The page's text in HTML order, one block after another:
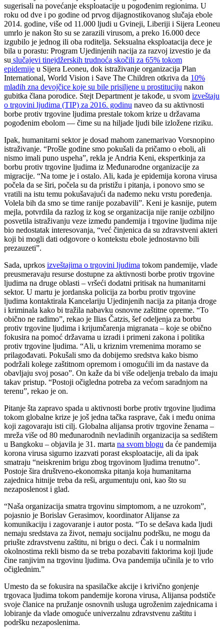
sugerisali na povećanje eksploatacije u pogođenim regionima. U
roku od dve i po godine od prvog dijagnostikovanog slučaja ebole
2014. godine, više od 11.000 ljudi u Gvineji, Liberiji i Sijera Leoneu
umrlo je nakon što su se zarazili virusom, a preko 16.000 dece
izgubilo je jednog ili oba roditelja. Seksualna eksploatacija dece je
bila u porastu: Program Ujedinjenih nacija za razvoj izvestio je da
su slučajevi tinejdžerskih trudnoća skočili za 65% tokom
epidemije u Sijera Leoneu, dok istraživanje organizacija Plan
International, World Vision i Save The Children otkriva da 10%
mladih zna devojčice koje su bile prisiljene u prostituciju nakon
gubitka člana porodice. Stejt Department je takođe, u svom izveštaju
o trgovini ljudima (TIP) za 2016. godinu naveo da su aktivnosti
borbe protiv trgovine ljudima prestale tokom krize u državama
pogođenim ebolom — čime su na hiljade ljudi bile izložene riziku.
Ipak, humanitarni sektor je dosad mahom zanemarivao Vorsnopino
istraživanje. “Prošle godine smo pokušali da pričamo o eboli, ali
nismo imali puno uspeha”, rekla je Andria Keni, ekspertkinja za
borbu protiv trgovine ljudima iz Međunarodne organizacije za
migracije. “Na tome je i ostalo. Ali, kada je epidemija korona virusa
počela da se širi, počela su da pristižu i pitanja, i ponovo smo se
vratili na istu temu pokušavajući da nađemo neku vrstu poređenja.
Volela bih da smo se time ranije pozabavili”. Keni je kasnije, putem
mejla, potvrdila da razlog iz kog se organizacija nije ranije ozbiljno
posvetila istraživanju veze između pandemija i trgovine ljudima nije
bio nedostatak interesovanja, “već činjenica da su zdravstveni akteri
koji bi mogli dati odgovore o kontekstu ebole jednostavno bili
prezauzeti”.
Sada, uprkos izveštajima o trgovini ljudima tokom pandemije, vlade
preusmeravaju resurse dostupne za aktivnosti borbe protiv trgovine
ljudima na druge oblasti – vršeći dodatni pritisak na humanitarni
sektor. U martu je jordanska policija za borbu protiv trgovine
ljudima kontaktirala Kancelariju Ujedinjenih nacija za pitanja droge
i kriminala kako bi tražila nabavku osnovne zaštitne opreme. “To
obično ne radimo”, rekao je Ilias Čatzis, šef odeljenja za borbu
protiv trgovine ljudima i krijumčarenja migranata – koje se obično
fokusira na pomoć državama u izradi i primeni zakona i politika
protiv trgovine ljudima. “Ali, u kriznim vremenima moramo se
prilagođavati. Pokušali smo da dobijemo sredstva kako bismo
podržali kolege zaštitnom opremom i omogućili im da nastave da
obavljaju svoj posao”. On kaže da bi više odeljenja trebalo da imaju
takav pristup. “Postoji očigledna potreba za većom saradnjom na
terenu”, rekao je on.
Pitanje šta zapravo spada u aktivnosti borbe protiv trgovine ljudima
tokom globalne krize je još jedna tačka rasprave, čak i među onima
koji zagovaraju isti cilj. Globalna alijansa protiv trgovine ženama –
mreža više od 80 međunarodnih nevladinih organizacija sa sedištem
u Bangkoku – objavila je 31. marta na svom blogu da će pandemija
korona virusa sigurno izazvati porast eksploatacije, ali da ipak
smatraju “neiskrenim brigu zbog trgovinom ljudima trenutno”.
Postoje šira društveno-ekonomska pitanja koja humanitarna
zajednica hitnije treba da reši, argumentuju oni, kao što su
nezaposlenost i glad.
“Naša organizacija smatra trgovinu simptomom, a ne uzrokom”,
pojasnio je Borislav Gerasimov, koordinator Alijanse za
komunikaciju i zagovaranje i autor posta. “To se dešava kada ljudi
nemaju sredstava za život, nemaju socijalnu podršku, ne mogu da
priušte zdravstvenu zaštitu, ni brigu o deci. Čak i u normalnim
okolnostima rekli bismo da se treba pozabaviti faktorima koji ljude
čine ranjivim na trgovinu ljudima. Ova pandemija učinila je to vrlo
očiglednim.”
Umesto da se fokusira na spasilačke akcije i krivično gonjenje
trgovaca ljudima tokom pandemije korona virusa, Alijansa podstiče
svoje članice na pružanje osnovnih usluga ugroženim zajednicama i
lobiranje da vlade omoguće univerzalnu zdravstvenu zaštitu i
podršku nezaposlenima.